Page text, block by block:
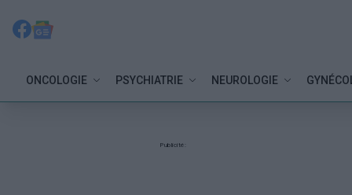
ONCOLOGIE PSYCHIATRIE NEUROLOGIE
Publicité: